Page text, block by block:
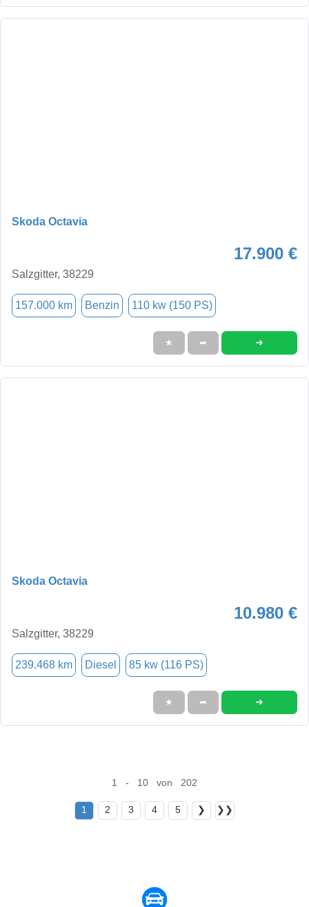
Skoda Octavia
17.900 €
Salzgitter, 38229
157.000 km Benzin 110 kw (150 PS)
★ ➦ ➜
Skoda Octavia
10.980 €
Salzgitter, 38229
239.468 km Diesel 85 kw (116 PS)
★ ➦ ➜
1 - 10 von 202
1 2 3 4 5 ❯ ❯❯